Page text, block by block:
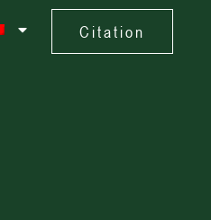
Citation